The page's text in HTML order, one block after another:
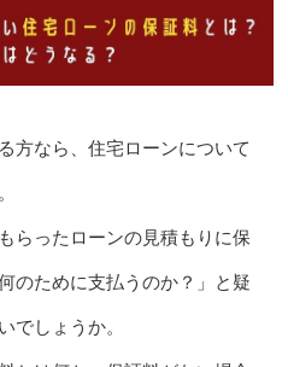
方なら、住宅ローンについて
らったローンの見積もりに保
のために支払うのか？」と疑
でしょうか。